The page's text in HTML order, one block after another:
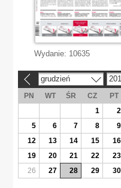
Wydanie: 10635
grudzień
PN WT ŚR CZ PT
1
2
5
6 7 8 9
12
13 14 15 16
19
20 21 22 23
26
27 28 29 30